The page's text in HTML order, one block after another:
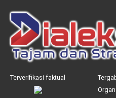
Terverifikasi faktual